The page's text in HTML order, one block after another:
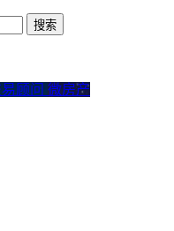
顾问 微房产
钱一平方？